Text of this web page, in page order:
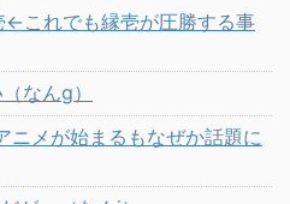
←これでも縁壱が圧勝する事
なんg）
ニメが始まるもなぜか話題に